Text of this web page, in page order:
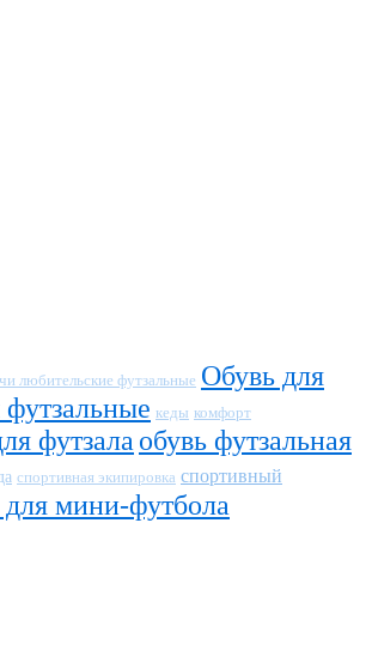
любительские футзальные Обувь для
футзальные кеды комфорт
футзала обувь футзальная
спортивная экипировка спортивный
для мини-футбола